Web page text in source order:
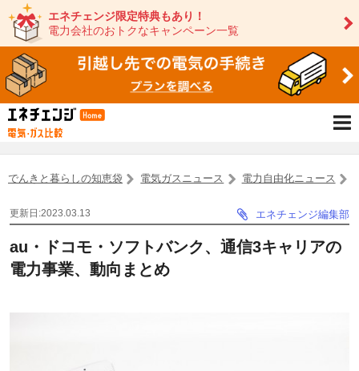
エネチェンジ限定特典もあり！
電力会社のおトクなキャンペーン一覧
でんきと暮らしの知恵袋 電気ガスニュース 電力自由化ニュース
更新日:2023.03.13 エネチェンジ編集部
au・ドコモ・ソフトバンク、通信3キャリアの
電力事業、動向まとめ